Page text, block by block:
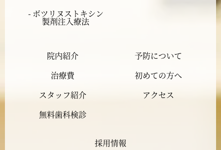
2023年11月
2023年8月
- ボツリヌストキシン
製剤注入療法
院内紹介
予防について
治療費
初めての方へ
スタッフ紹介
アクセス
無料歯科検診
採用情報